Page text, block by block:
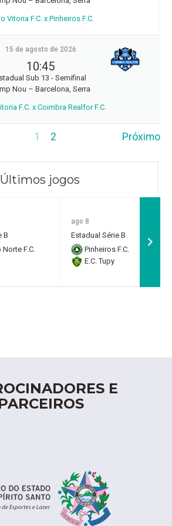
Vitoria F.C. x Pinheiros F.C.
15 de agosto de 2026
10:45
Sub 13 - Semifinal
Nou – Barcelona, Serra
F.C. x Coimbra Realfor F.C.
1 2 Próximo
Últimos jogos
B
F.C.
ago 8
Estadual Série B
Pinheiros F.C.
E.C. Tupy
E